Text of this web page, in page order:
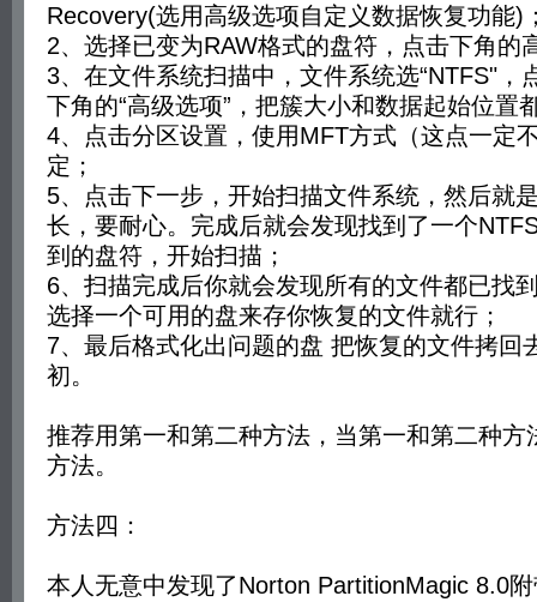
Recovery(选用高级选项自定义数据恢复功能)
2、选择已变为RAW格式的盘符，点击下角的
3、在文件系统扫描中，文件系统选“NTFS"，
下角的“高级选项”，把簇大小和数据起始位置
4、点击分区设置，使用MFT方式（这点一定
定；
5、点击下一步，开始扫描文件系统，然后就
长，要耐心。完成后就会发现找到了一个
到的盘符，开始扫描；
6、扫描完成后你就会发现所有的文件都已找
选择一个可用的盘来存你恢复的文件就行；
7、最后格式化出问题的盘 把恢复的文件拷回
初。
推荐用第一和第二种方法，当第一和第二种方
方法。
方法四：
本人无意中发现了Norton PartitionMagic 8.0